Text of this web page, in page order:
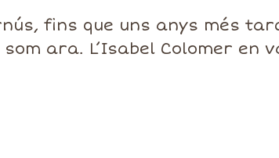
fins que uns anys més
ara. L’Isabel Colomer en